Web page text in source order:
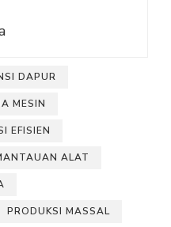
DAPUR
MESIN
EFISIEN
ALAT
PRODUKSI MASSAL